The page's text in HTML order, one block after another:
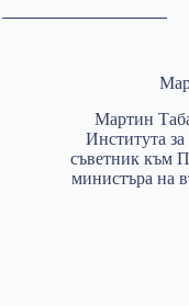
Мартин
Института
съветник към
министъра на